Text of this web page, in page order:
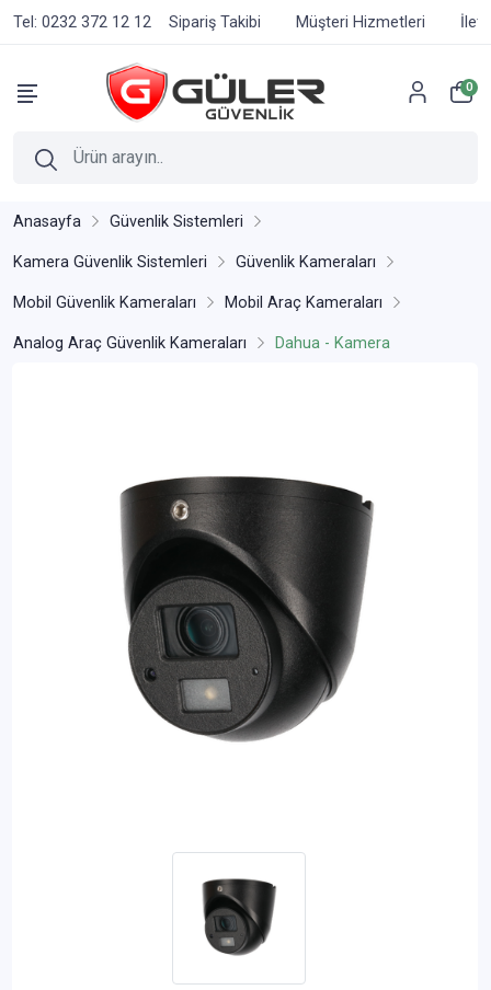
Tel: 0232 372 12 12 Sipariş Takibi Müşteri Hizmetleri
0
Anasayfa Güvenlik Sistemleri
Kamera Güvenlik Sistemleri Güvenlik Kameraları
Mobil Güvenlik Kameraları Mobil Araç Kameraları
Analog Araç Güvenlik Kameraları Dahua - Kamera